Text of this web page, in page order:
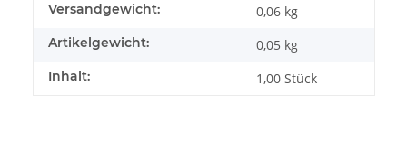
Produkteigenschaft
Wert
Versandgewicht: 0,06 kg
Artikelgewicht: 0,05 kg
Inhalt: 1,00 Stück